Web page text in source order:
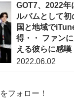
GOT7、2022年
ルバムとして
国と地域で
得・・ ファン
える彼らに感嘆
2022.06.02
フォロー！